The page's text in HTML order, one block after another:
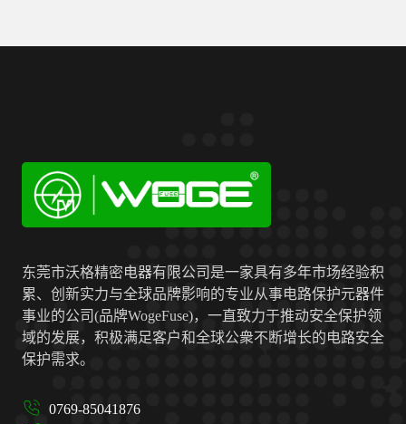
东莞市沃格精密电器有限公司是一家具有多年市场经验积
累、创新实力与全球品牌影响的专业从事电路保护元器件
事业的公司(品牌WogeFuse)，一直致力于推动安全保护领
域的发展，积极满足客户和全球公衆不断增长的电路安全
保护需求。
0769-85041876